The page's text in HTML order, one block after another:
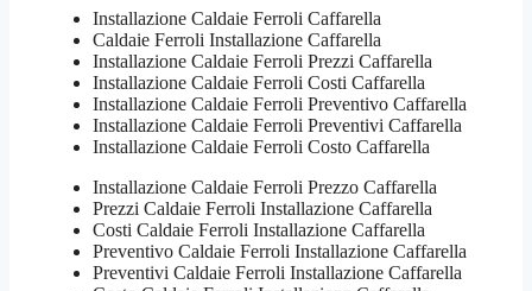
Installazione Caldaie Ferroli Caffarella
Caldaie Ferroli Installazione Caffarella
Installazione Caldaie Ferroli Prezzi Caffarella
Installazione Caldaie Ferroli Costi Caffarella
Installazione Caldaie Ferroli Preventivo Caffarella
Installazione Caldaie Ferroli Preventivi Caffarella
Installazione Caldaie Ferroli Costo Caffarella
Installazione Caldaie Ferroli Prezzo Caffarella
Prezzi Caldaie Ferroli Installazione Caffarella
Costi Caldaie Ferroli Installazione Caffarella
Preventivo Caldaie Ferroli Installazione Caffarella
Preventivi Caldaie Ferroli Installazione Caffarella